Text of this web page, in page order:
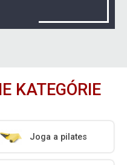
KATEGÓRIE
Joga a pilates